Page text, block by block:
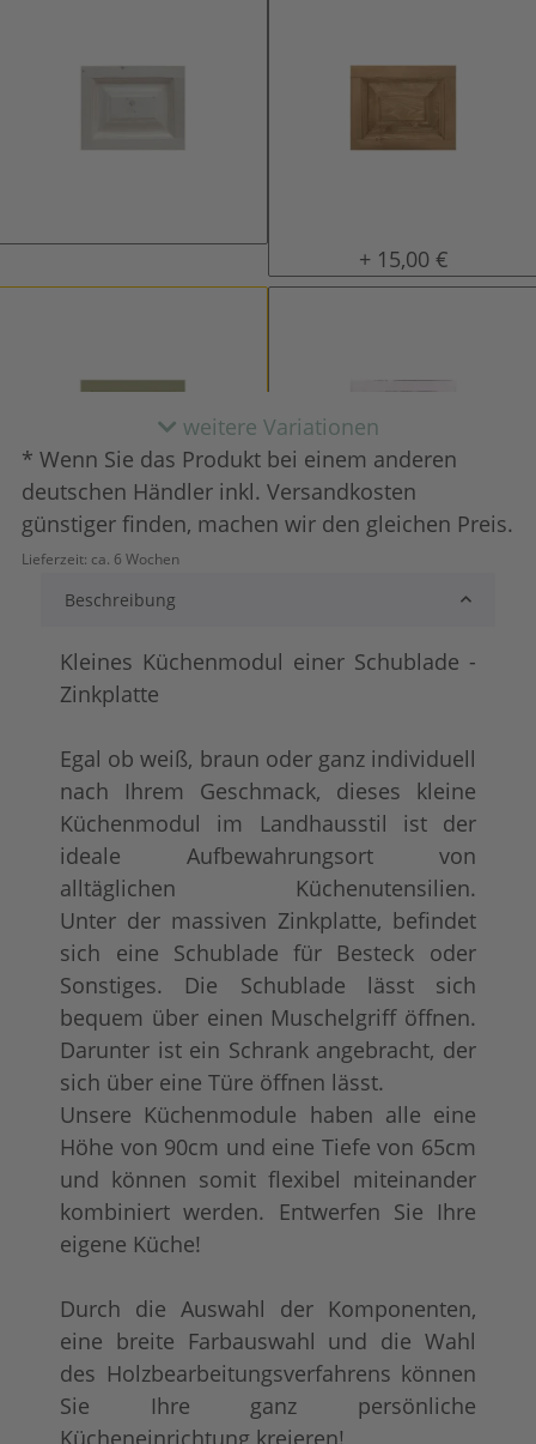
gewachst
+ 15,00 €
lackiert
+ 21,00 €
Konfigurator alles frei wählbar
+ 54,00 €
weitere Variationen
* Wenn Sie das Produkt bei einem anderen
deutschen Händler inkl. Versandkosten
günstiger finden, machen wir den gleichen Preis.
Lieferzeit: ca. 6 Wochen
Beschreibung
Kleines Küchenmodul einer Schublade -
Zinkplatte
Egal ob weiß, braun oder ganz individuell
nach Ihrem Geschmack, dieses kleine
Küchenmodul im Landhausstil ist der
ideale Aufbewahrungsort von
alltäglichen Küchenutensilien.
Unter der massiven Zinkplatte, befindet
sich eine Schublade für Besteck oder
Sonstiges. Die Schublade lässt sich
bequem über einen Muschelgriff öffnen.
Darunter ist ein Schrank angebracht, der
sich über eine Türe öffnen lässt.
Unsere Küchenmodule haben alle eine
Höhe von 90cm und eine Tiefe von 65cm
und können somit flexibel miteinander
kombiniert werden. Entwerfen Sie Ihre
eigene Küche!
Durch die Auswahl der Komponenten,
eine breite Farbauswahl und die Wahl
des Holzbearbeitungsverfahrens können
Sie Ihre ganz persönliche
Kücheneinrichtung kreieren!